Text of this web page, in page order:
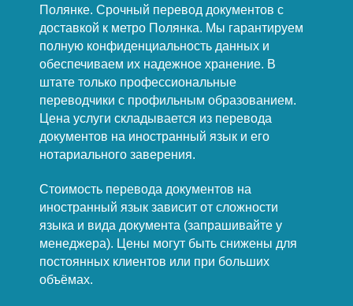
Полянке. Срочный перевод документов с
доставкой к метро Полянка. Мы гарантируем
полную конфиденциальность данных и
обеспечиваем их надежное хранение. В
штате только профессиональные
переводчики с профильным образованием.
Цена услуги складывается из перевода
документов на иностранный язык и его
нотариального заверения.
Стоимость перевода документов на
иностранный язык зависит от сложности
языка и вида документа (запрашивайте у
менеджера). Цены могут быть снижены для
постоянных клиентов или при больших
объёмах.